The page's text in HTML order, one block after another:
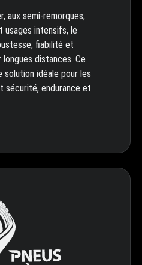
aux semi-remorques,
usages intensifs, le
fiabilité et
distances. Ce
solution idéale pour les
sécurité, endurance et